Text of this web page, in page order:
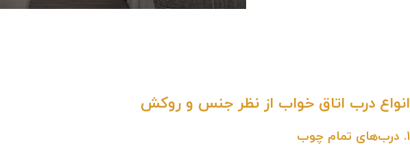
انواع درب‌ اتاق خواب از نظر جنس و روکش
1. درب‌های تمام چوب